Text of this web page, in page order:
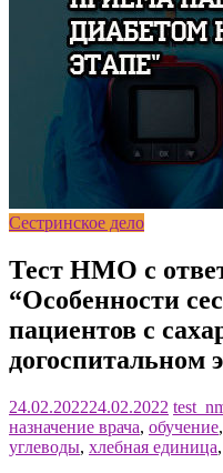
Сестринское дело
Тест НМО с
“Особенности
пациентов с
догоспитальном
24.02.202224.02.2022
назначение врача, обучение,
углеводы, хлебная единица,